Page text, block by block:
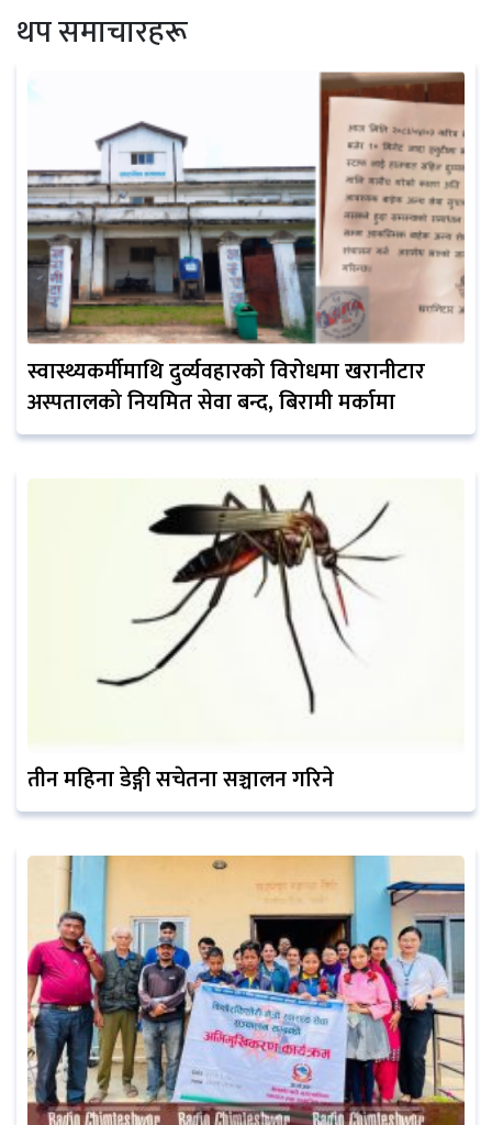
थप समाचारहरू
स्वास्थ्यकर्मीमाथि दुर्व्यवहारको विरोधमा खरानीटार
अस्पतालको नियमित सेवा बन्द, बिरामी मर्कामा
तीन महिना डेङ्गी सचेतना सञ्चालन गरिने